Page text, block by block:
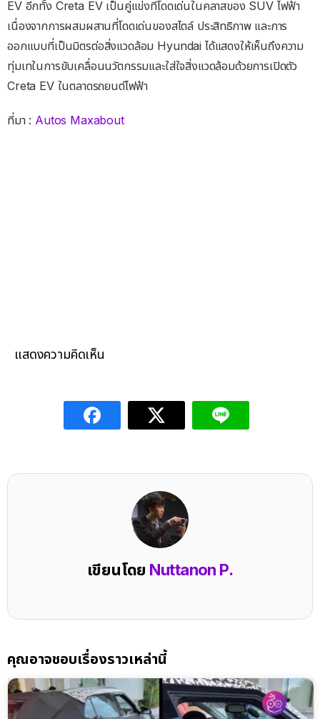
EV อีกทั้ง Creta EV เป็นคู่แข่งที่โดดเด่นในคลาสของ SUV ไฟฟ้า
เนื่องจากการผสมผสานที่โดดเด่นของสไตล์ ประสิทธิภาพ และการ
ออกแบบที่เป็นมิตรต่อสิ่งแวดล้อม Hyundai ได้แสดงให้เห็นถึงความ
ทุ่มเทในการขับเคลื่อนนวัตกรรมและใส่ใจสิ่งแวดล้อมด้วยการเปิดตัว
Creta EV ในตลาดรถยนต์ไฟฟ้า
ที่มา : Autos Maxabout
แสดงความคิดเห็น
เขียนโดย Nuttanon P.
คุณอาจชอบเรื่องราวเหล่านี้